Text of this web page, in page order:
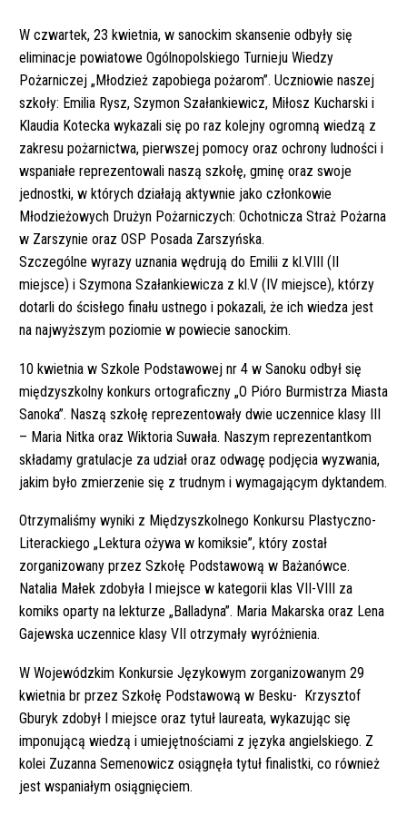
W czwartek, 23 kwietnia, w sanockim skansenie odbyły się
eliminacje powiatowe Ogólnopolskiego Turnieju Wiedzy
Pożarniczej „Młodzież zapobiega pożarom”. Uczniowie naszej
szkoły: Emilia Rysz, Szymon Szałankiewicz, Miłosz Kucharski i
Klaudia Kotecka wykazali się po raz kolejny ogromną wiedzą z
zakresu pożarnictwa, pierwszej pomocy oraz ochrony ludności i
wspaniałe reprezentowali naszą szkołę, gminę oraz swoje
jednostki, w których działają aktywnie jako członkowie
Młodzieżowych Drużyn Pożarniczych: Ochotnicza Straż Pożarna
w Zarszynie oraz OSP Posada Zarszyńska.
Szczególne wyrazy uznania wędrują do Emilii z kl.VIII (II
miejsce) i Szymona Szałankiewicza z kl.V (IV miejsce), którzy
dotarli do ścisłego finału ustnego i pokazali, że ich wiedza jest
na najwyższym poziomie w powiecie sanockim.
10 kwietnia w Szkole Podstawowej nr 4 w Sanoku odbył się
międzyszkolny konkurs ortograficzny „O Pióro Burmistrza Miasta
Sanoka”. Naszą szkołę reprezentowały dwie uczennice klasy III
– Maria Nitka oraz Wiktoria Suwała. Naszym reprezentantkom
składamy gratulacje za udział oraz odwagę podjęcia wyzwania,
jakim było zmierzenie się z trudnym i wymagającym dyktandem.
Otrzymaliśmy wyniki z Międzyszkolnego Konkursu Plastyczno-
Literackiego „Lektura ożywa w komiksie”, który został
zorganizowany przez Szkołę Podstawową w Bażanówce.
Natalia Małek zdobyła I miejsce w kategorii klas VII-VIII za
komiks oparty na lekturze „Balladyna”. Maria Makarska oraz Lena
Gajewska uczennice klasy VII otrzymały wyróżnienia.
W Wojewódzkim Konkursie Językowym zorganizowanym 29
kwietnia br przez Szkołę Podstawową w Besku- Krzysztof
Gburyk zdobył I miejsce oraz tytuł laureata, wykazując się
imponującą wiedzą i umiejętnościami z języka angielskiego. Z
kolei Zuzanna Semenowicz osiągnęła tytuł finalistki, co również
jest wspaniałym osiągnięciem.